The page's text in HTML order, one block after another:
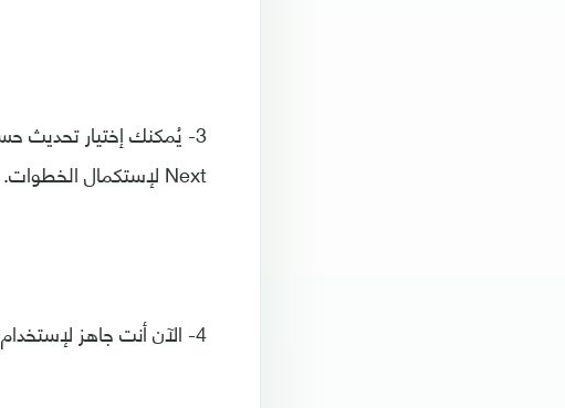
Next لإستكمال الخطوات.
4- الآن أنت جاهز لإستخدام التطبيق، قم بالضغط على Next لبدء إستعراض التطبيق وإستخدامة.